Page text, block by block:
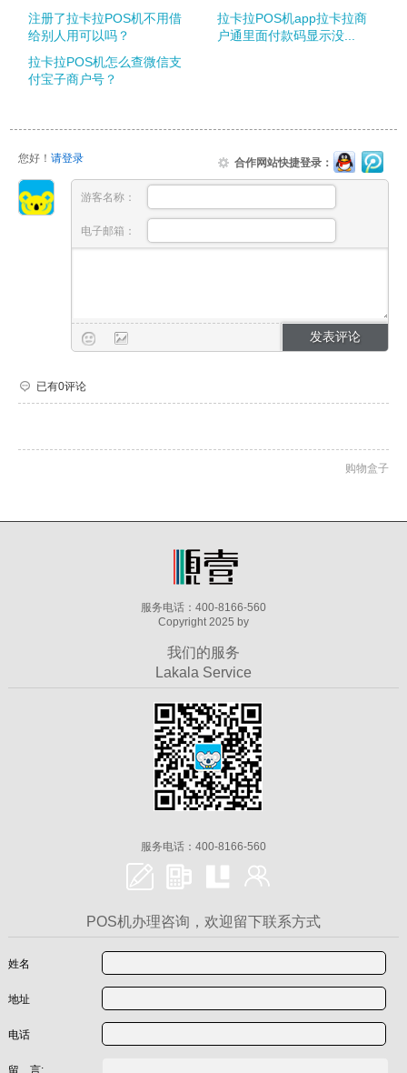
注册了拉卡拉POS机不用借
给别人用可以吗？
拉卡拉POS机app拉卡拉商
户通里面付款码显示没...
拉卡拉POS机怎么查微信支
付宝子商户号？
您好！ 请登录 合作网站快捷登录：
游客名称：
电子邮箱：
已有0评论
购物盒子
服务电话：400-8166-560
Copyright 2025 by
我们的服务
Lakala Service
服务电话：400-8166-560
POS机办理咨询，欢迎留下联系方式
姓名
地址
电话
留 言: